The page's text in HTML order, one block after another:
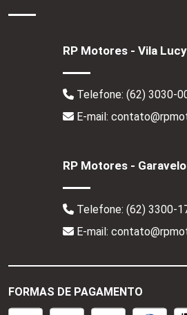
RP Motores - Vila Lucy
Telefone: (62) 3030-
E-mail:
RP Motores - Garavelo
Telefone: (62) 3300-
E-mail:
FORMAS DE PAGAMENTO